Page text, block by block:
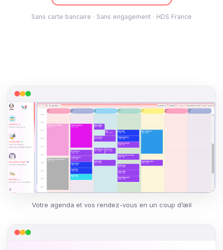
Sans carte bancaire · Sans engagement · HDS France
Votre agenda et vos rendez-vous en un coup d’œil